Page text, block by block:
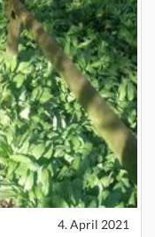
4. April 2021